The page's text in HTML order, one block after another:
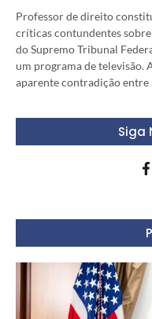
Professor de direito
críticas contundentes
do Supremo Tribunal
um programa de televisão.
aparente contradição entre
Siga